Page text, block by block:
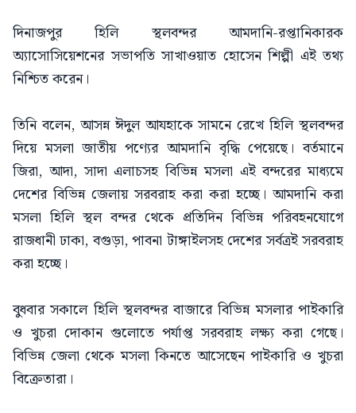
দিনাজপুর হিলি স্থলবন্দর আমদানি-রপ্তানিকারক
অ্যাসোসিয়েশনের সভাপতি সাখাওয়াত হোসেন শিল্পী এই তথ্য
নিশ্চিত করেন।
তিনি বলেন, আসন্ন ঈদুল আযহাকে সামনে রেখে হিলি স্থলবন্দর
দিয়ে মসলা জাতীয় পণ্যের আমদানি বৃদ্ধি পেয়েছে। বর্তমানে
জিরা, আদা, সাদা এলাচসহ বিভিন্ন মসলা এই বন্দরের মাধ্যমে
দেশের বিভিন্ন জেলায় সরবরাহ করা করা হচ্ছে। আমদানি করা
মসলা হিলি স্থল বন্দর থেকে প্রতিদিন বিভিন্ন পরিবহনযোগে
রাজধানী ঢাকা, বগুড়া, পাবনা টাঙ্গাইলসহ দেশের সর্বত্রই সরবরাহ
করা হচ্ছে।
বুধবার সকালে হিলি স্থলবন্দর বাজারে বিভিন্ন মসলার পাইকারি
ও খুচরা দোকান গুলোতে পর্যাপ্ত সরবরাহ লক্ষ্য করা গেছে।
বিভিন্ন জেলা থেকে মসলা কিনতে আসেছেন পাইকারি ও খুচরা
বিক্রেতারা।